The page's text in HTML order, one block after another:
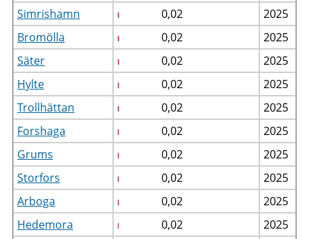
Simrishamn
0,02
2025
Bromölla
0,02
2025
Säter
0,02
2025
Hylte
0,02
2025
Trollhättan
0,02
2025
Forshaga
0,02
2025
Grums
0,02
2025
Storfors
0,02
2025
Arboga
0,02
2025
Hedemora
0,02
2025